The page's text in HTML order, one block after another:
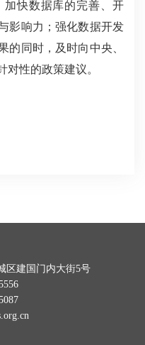
快数据库的完善、开
影响力；强化数据开发
的同时，及时向中央、
对性的政策建议。
区建国门内大街5号